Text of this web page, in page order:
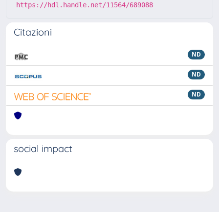
https://hdl.handle.net/11564/689088
Citazioni
ND
ND
ND
social impact